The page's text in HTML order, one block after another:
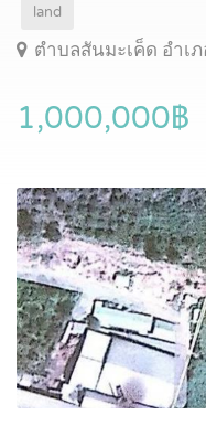
land
ตำบลสันมะเค็ด อำเ
1,000,000฿